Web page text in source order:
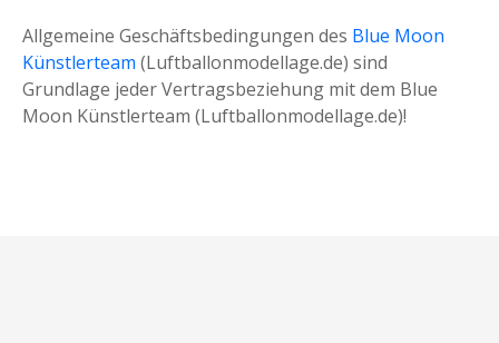
Allgemeine Geschäftsbedingungen des Blue Moon
Künstlerteam (Luftballonmodellage.de) sind
Grundlage jeder Vertragsbeziehung mit dem Blue
Moon Künstlerteam (Luftballonmodellage.de)!